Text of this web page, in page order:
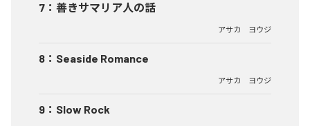
7 ： 善きサマリア人の話
アサカ ヨウジ
8 ： Seaside Romance
アサカ ヨウジ
9 ： Slow Rock